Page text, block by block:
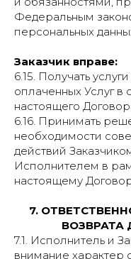
Федеральным
персональных
Заказчик вправе:
6.15. Получать
оплаченных Услуг в
настоящего
6.16. Принимать
необходимости
действий
Исполнителем в
настоящему
7.
ВОЗВРАТА
7.1. Исполнитель и
внимание характер